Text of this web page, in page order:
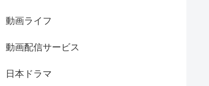
動画ライフ
動画配信サービス
日本ドラマ